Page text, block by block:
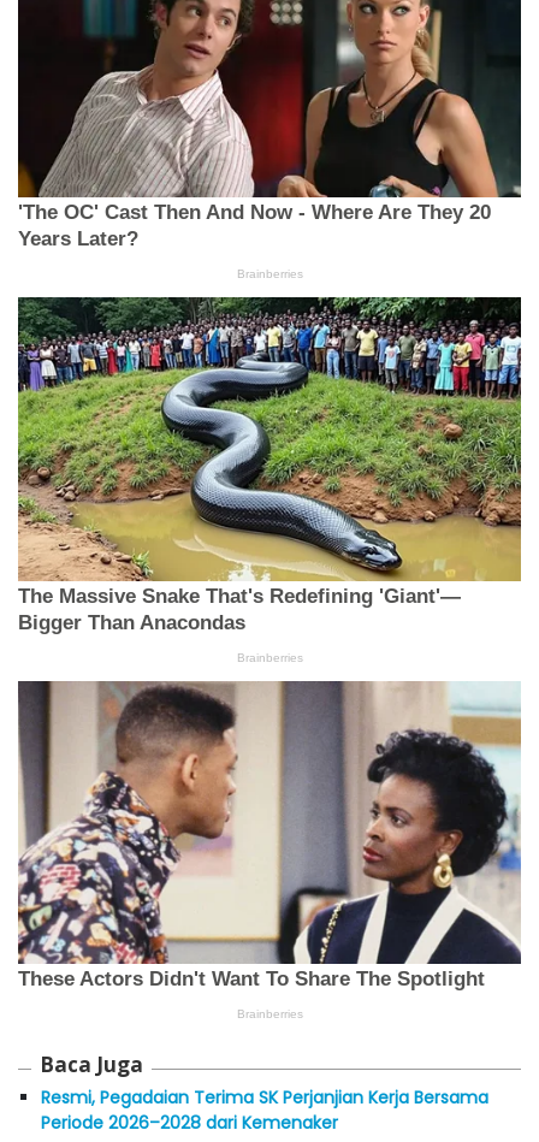
Baca Juga
Resmi, Pegadaian Terima SK Perjanjian Kerja Bersama
Periode 2026–2028 dari Kemenaker